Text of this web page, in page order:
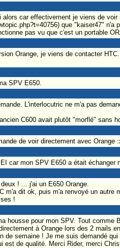
car effectivement je viens de voir
que "kaiser47" n'a
pas vu que c'est un portable
Orange, je viens de contacter
SPV E650.
L'interlocutric ne m'a pas
C600 avait plutôt "morflé" sans
de voir directement avec Orange
car mon SPV E650 a était échanger
! ... j'ai un E650 Orange.
m'a dit ok, puis m'a renvoyé un autre
!
housse pour mon SPV. Tout comme
à Orange lors des 2 mails
de semaine ! Je me suis demandé
de qualité. Merci Rider, merci